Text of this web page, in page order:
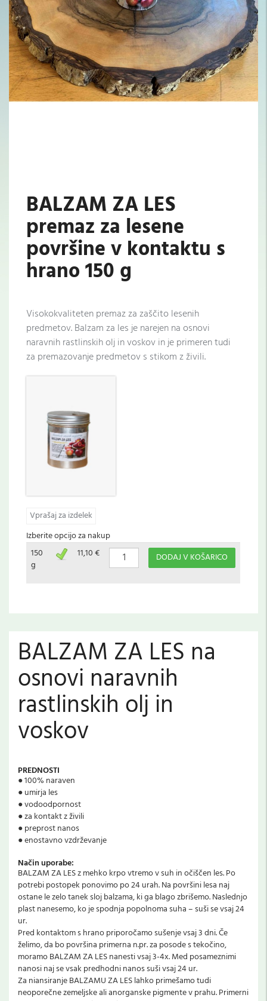
BALZAM ZA LES
premaz za lesene
površine v kontaktu s
hrano 150 g
Visokokvaliteten premaz za zaščito lesenih
predmetov. Balzam za les je narejen na osnovi
naravnih rastlinskih olj in voskov in je primeren tudi
za premazovanje predmetov s stikom z živili.
Vprašaj za izdelek
Izberite opcijo za nakup
150
g
11,10 € DODAJ V KOŠARICO
BALZAM ZA LES na
osnovi naravnih
rastlinskih olj in
voskov
PREDNOSTI
● 100% naraven
● umirja les
● vodoodpornost
● za kontakt z živili
● preprost nanos
● enostavno vzdrževanje
Način uporabe:
BALZAM ZA LES z mehko krpo vtremo v suh in očiščen les. Po
potrebi postopek ponovimo po 24 urah. Na površini lesa naj
ostane le zelo tanek sloj balzama, ki ga blago zbrišemo. Naslednjo
plast nanesemo, ko je spodnja popolnoma suha – suši se vsaj 24
ur.
Pred kontaktom s hrano priporočamo sušenje vsaj 3 dni. Če
želimo, da bo površina primerna n.pr. za posode s tekočino,
moramo BALZAM ZA LES nanesti vsaj 3-4x. Med posameznimi
nanosi naj se vsak predhodni nanos suši vsaj 24 ur.
Za niansiranje BALZAMU ZA LES lahko primešamo tudi
neoporečne zemeljske ali anorganske pigmente v prahu. Primerni